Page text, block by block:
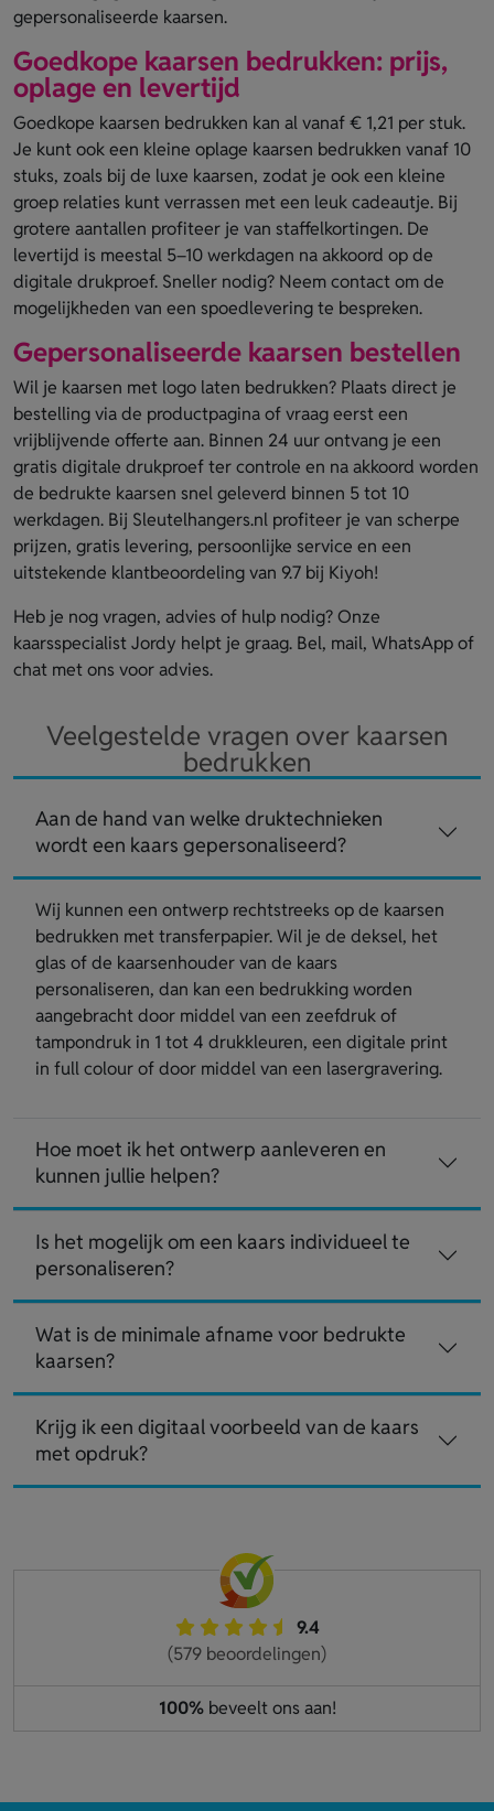
gepersonaliseerde kaarsen.
Goedkope kaarsen bedrukken: prijs,
oplage en levertijd
Goedkope kaarsen bedrukken kan al vanaf € 1,21 per stuk.
Je kunt ook een kleine oplage kaarsen bedrukken vanaf 10
stuks, zoals bij de luxe kaarsen, zodat je ook een kleine
groep relaties kunt verrassen met een leuk cadeautje. Bij
grotere aantallen profiteer je van staffelkortingen. De
levertijd is meestal 5–10 werkdagen na akkoord op de
digitale drukproef. Sneller nodig? Neem contact om de
mogelijkheden van een spoedlevering te bespreken.
Gepersonaliseerde kaarsen bestellen
Wil je kaarsen met logo laten bedrukken? Plaats direct je
bestelling via de productpagina of vraag eerst een
vrijblijvende offerte aan. Binnen 24 uur ontvang je een
gratis digitale drukproef ter controle en na akkoord worden
de bedrukte kaarsen snel geleverd binnen 5 tot 10
werkdagen. Bij Sleutelhangers.nl profiteer je van scherpe
prijzen, gratis levering, persoonlijke service en een
uitstekende klantbeoordeling van 9.7 bij Kiyoh!
Heb je nog vragen, advies of hulp nodig? Onze
kaarsspecialist Jordy helpt je graag. Bel, mail, WhatsApp of
chat met ons voor advies.
Veelgestelde vragen over kaarsen
bedrukken
Aan de hand van welke druktechnieken
wordt een kaars gepersonaliseerd?
Wij kunnen een ontwerp rechtstreeks op de kaarsen
bedrukken met transferpapier. Wil je de deksel, het
glas of de kaarsenhouder van de kaars
personaliseren, dan kan een bedrukking worden
aangebracht door middel van een zeefdruk of
tampondruk in 1 tot 4 drukkleuren, een digitale print
in full colour of door middel van een lasergravering.
Hoe moet ik het ontwerp aanleveren en
kunnen jullie helpen?
Is het mogelijk om een kaars individueel te
personaliseren?
Wat is de minimale afname voor bedrukte
kaarsen?
Krijg ik een digitaal voorbeeld van de kaars
met opdruk?
9.4
(579 beoordelingen)
100%beveelt ons aan!